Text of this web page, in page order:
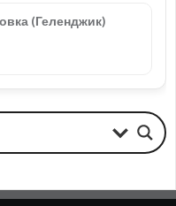
(Геленджик)